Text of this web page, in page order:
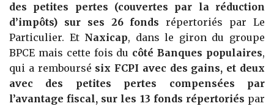
des petites pertes (couvertes par la réduction
d’impôts) sur ses 26 fonds répertoriés par Le
Particulier. Et Naxicap, dans le giron du groupe
BPCE mais cette fois du côté Banques populaires,
qui a remboursé six FCPI avec des gains, et deux
avec des petites pertes compensées par
l’avantage fiscal, sur les 13 fonds répertoriés par